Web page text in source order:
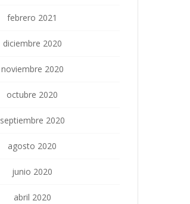
febrero 2021
diciembre 2020
noviembre 2020
octubre 2020
septiembre 2020
agosto 2020
junio 2020
abril 2020